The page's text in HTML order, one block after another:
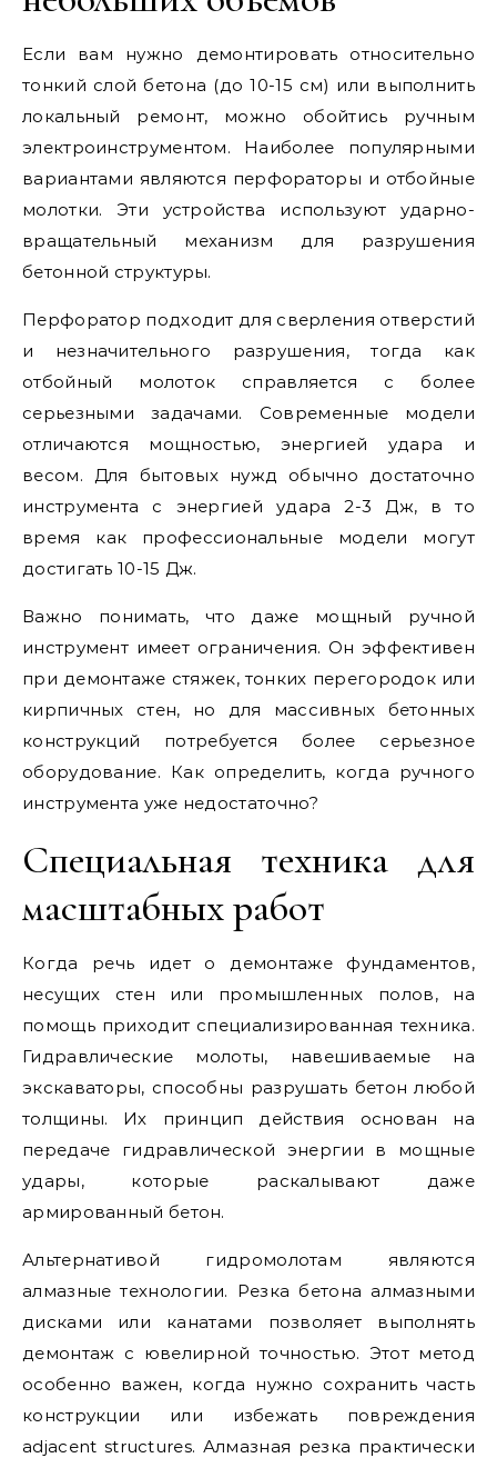
Если вам нужно демонтировать относительно
тонкий слой бетона (до 10-15 см) или выполнить
локальный ремонт, можно обойтись ручным
электроинструментом. Наиболее популярными
вариантами являются перфораторы и отбойные
молотки. Эти устройства используют ударно-
вращательный механизм для разрушения
бетонной структуры.
Перфоратор подходит для сверления отверстий
и незначительного разрушения, тогда как
отбойный молоток справляется с более
серьезными задачами. Современные модели
отличаются мощностью, энергией удара и
весом. Для бытовых нужд обычно достаточно
инструмента с энергией удара 2-3 Дж, в то
время как профессиональные модели могут
достигать 10-15 Дж.
Важно понимать, что даже мощный ручной
инструмент имеет ограничения. Он эффективен
при демонтаже стяжек, тонких перегородок или
кирпичных стен, но для массивных бетонных
конструкций потребуется более серьезное
оборудование. Как определить, когда ручного
инструмента уже недостаточно?
Специальная техника для
масштабных работ
Когда речь идет о демонтаже фундаментов,
несущих стен или промышленных полов, на
помощь приходит специализированная техника.
Гидравлические молоты, навешиваемые на
экскаваторы, способны разрушать бетон любой
толщины. Их принцип действия основан на
передаче гидравлической энергии в мощные
удары, которые раскалывают даже
армированный бетон.
Альтернативой гидромолотам являются
алмазные технологии. Резка бетона алмазными
дисками или канатами позволяет выполнять
демонтаж с ювелирной точностью. Этот метод
особенно важен, когда нужно сохранить часть
конструкции или избежать повреждения
adjacent structures. Алмазная резка практически